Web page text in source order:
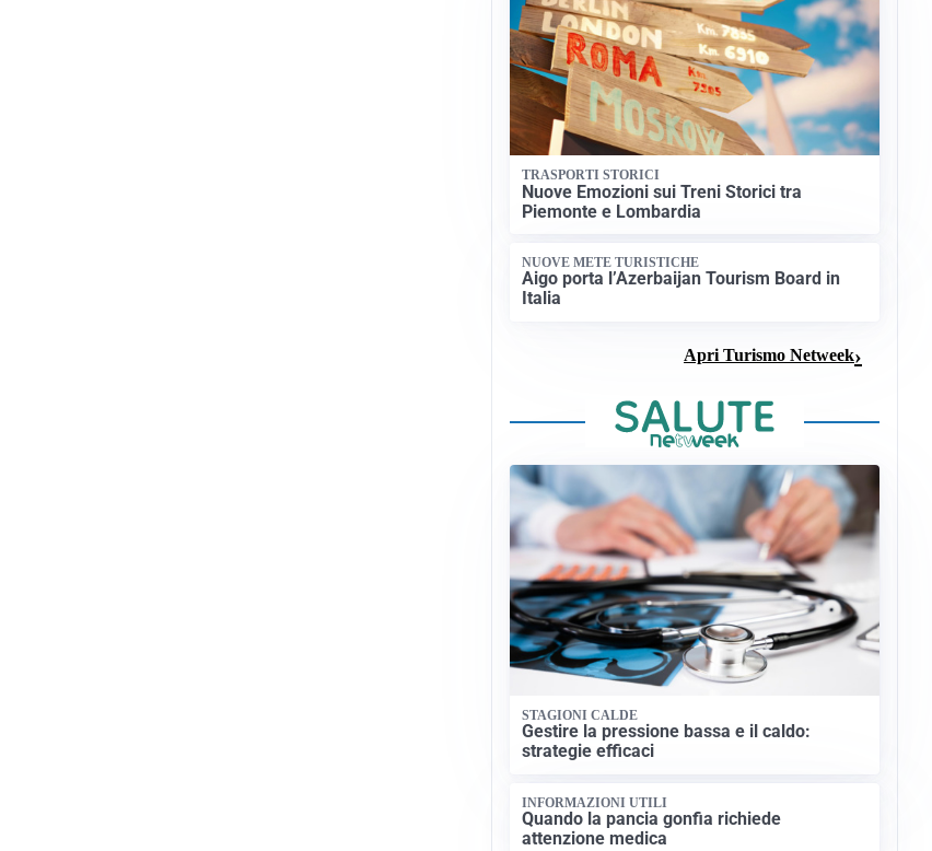
TRASPORTI STORICI
Nuove Emozioni sui Treni Storici tra
Piemonte e Lombardia
NUOVE METE TURISTICHE
Aigo porta l’Azerbaijan Tourism Board in
Italia
Apri Turismo Netweek
STAGIONI CALDE
Gestire la pressione bassa e il caldo:
strategie efficaci
INFORMAZIONI UTILI
Quando la pancia gonfia richiede
attenzione medica